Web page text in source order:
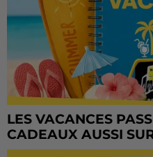
LES VACANCES
CADEAUX AUSSI